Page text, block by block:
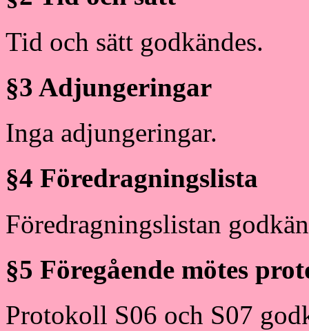
Tid och sätt godkändes.
§3 Adjungeringar
Inga adjungeringar.
§4 Föredragningslista
Föredragningslistan
§5 Föregående mötes
Protokoll S06 och S07